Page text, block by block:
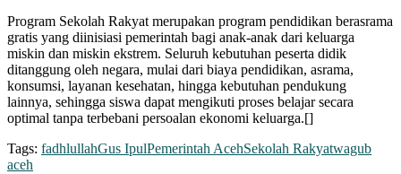
‎‎Program Sekolah Rakyat merupakan program pendidikan berasrama
gratis yang diinisiasi pemerintah bagi anak-anak dari keluarga
miskin dan miskin ekstrem. Seluruh kebutuhan peserta didik
ditanggung oleh negara, mulai dari biaya pendidikan, asrama,
konsumsi, layanan kesehatan, hingga kebutuhan pendukung
lainnya, sehingga siswa dapat mengikuti proses belajar secara
optimal tanpa terbebani persoalan ekonomi keluarga.[]
Tags: fadhlullahGus IpulPemerintah AcehSekolah Rakyatwagub
aceh